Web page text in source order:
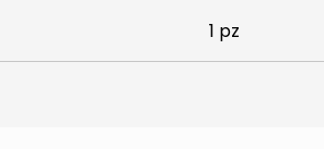
1 pz